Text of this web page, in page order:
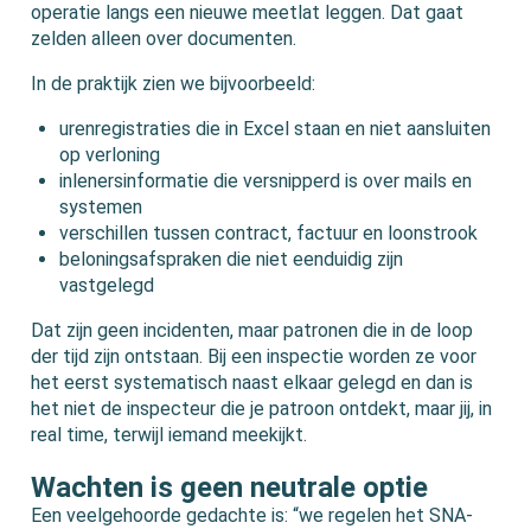
operatie langs een nieuwe meetlat leggen. Dat gaat
zelden alleen over documenten.
In de praktijk zien we bijvoorbeeld:
urenregistraties die in Excel staan en niet aansluiten
op verloning
inlenersinformatie die versnipperd is over mails en
systemen
verschillen tussen contract, factuur en loonstrook
beloningsafspraken die niet eenduidig zijn
vastgelegd
Dat zijn geen incidenten, maar patronen die in de loop
der tijd zijn ontstaan. Bij een inspectie worden ze voor
het eerst systematisch naast elkaar gelegd en dan is
het niet de inspecteur die je patroon ontdekt, maar jij, in
real time, terwijl iemand meekijkt.
Wachten is geen neutrale optie
Een veelgehoorde gedachte is: “we regelen het SNA-